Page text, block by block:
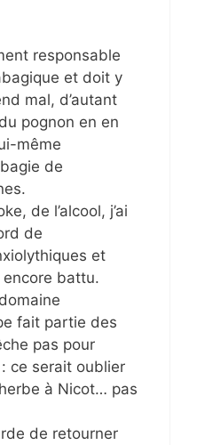
responsable
et doit y
mal, d’autant
pognon en en
même
de
de l’alcool, j’ai
de
et
battu.
fait partie des
pas pour
ce serait oublier
à Nicot… pas
de retourner